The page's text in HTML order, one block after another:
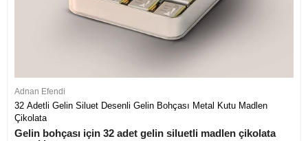
Adnan Efendi
32 Adetli Gelin Siluet Desenli Gelin Bohçası Metal Kutu Madlen
Çikolata
Gelin bohçası için 32 adet gelin siluetli madlen çikolata